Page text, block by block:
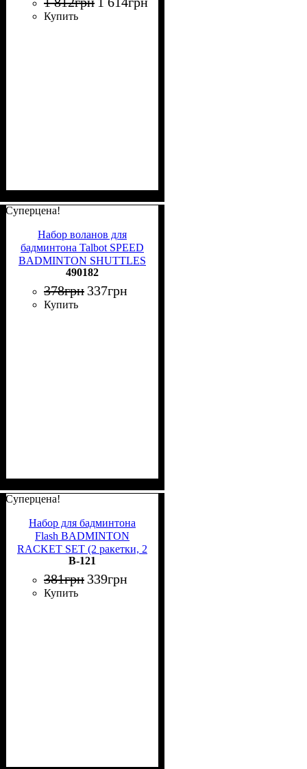
черно-зеленый 490115 -
Купить
Суперцена!
Набор воланов для
бадминтона Talbot SPEED
BADMINTON SHUTTLES
оранжево-лимонный (6
штук) 490182
490182
378грн 337грн
Купить
Суперцена!
Набор для бадминтона
Flash BADMINTON
RACKET SET (2 ракетки, 2
волана) красно-черный B-
121
B-121
381грн 339грн
Купить